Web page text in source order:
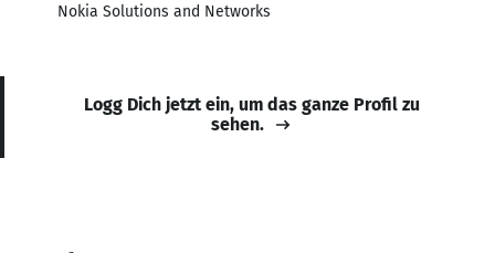
Nokia Solutions and Networks
Logg Dich jetzt ein, um das ganze Profil zu
sehen.